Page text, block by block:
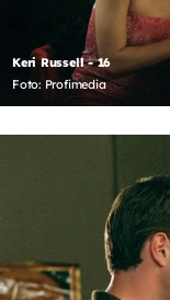
Keri Russell - 16
Foto: Profimedia